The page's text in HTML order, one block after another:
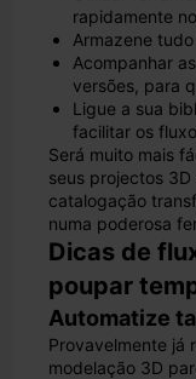
rapidamente
Armazene
Acompanhar
versões, para
Ligue a sua
facilitar os
Será muito mais
seus projectos
catalogação
numa poderosa
Dicas de
poupar
Automatize
Provavelmente já
modelação 3D